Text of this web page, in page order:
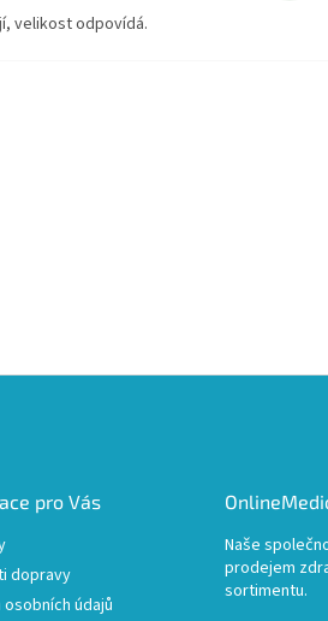
velikost odpovídá.
pro Vás
dopravy
osobních údajů
Naše
prodejem
sortimentu.